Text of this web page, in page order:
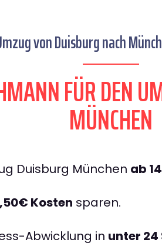
von Duisburg nach
FÜR DEN
MÜNCHEN
Duisburg München ab
Kosten sparen.
Abwicklung in unter 24